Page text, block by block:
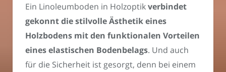
Ein Linoleumboden in Holzoptikverbindet
gekonnt die stilvolle Ästhetik eines
Holzbodens mit den funktionalen Vorteilen
eines elastischen Bodenbelags. Und auch
für die Sicherheit ist gesorgt, denn bei einem